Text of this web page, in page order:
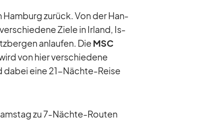
Ham­burg zu­rück. Von der Han­
Ziele in Ir­land, Is­
an­lau­fen. Die MSC
von hier ver­schie­dene
da­bei eine 21-Nächte-Reise
zu 7‑­Nächte-Rou­ten